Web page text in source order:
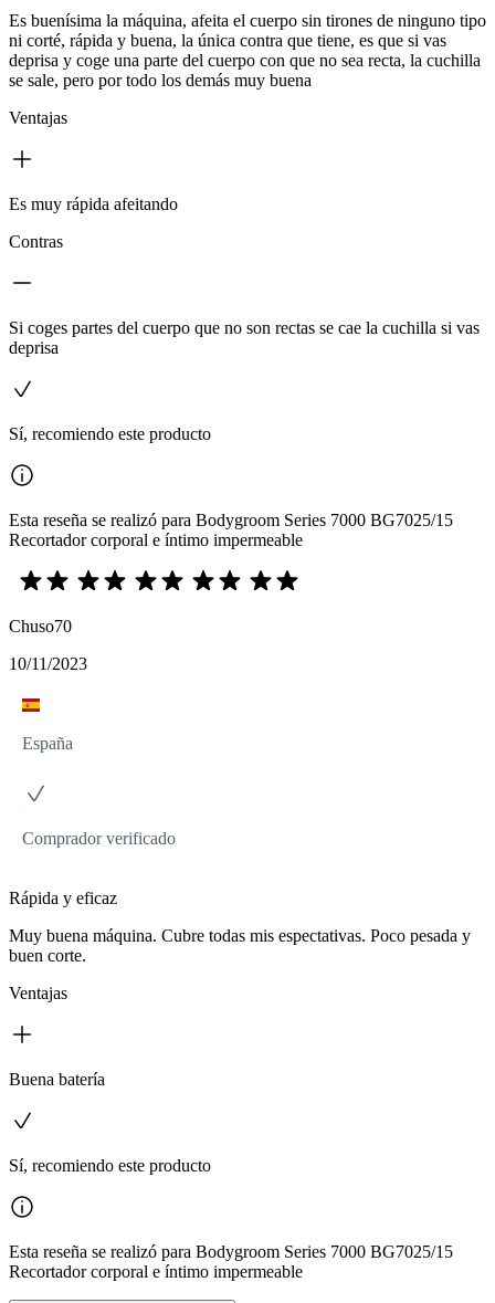
Es buenísima la máquina, afeita el cuerpo sin tirones de ninguno tipo
ni corté, rápida y buena, la única contra que tiene, es que si vas
deprisa y coge una parte del cuerpo con que no sea recta, la cuchilla
se sale, pero por todo los demás muy buena
Ventajas
Es muy rápida afeitando
Contras
Si coges partes del cuerpo que no son rectas se cae la cuchilla si vas
deprisa
Sí, recomiendo este producto
Esta reseña se realizó para Bodygroom Series 7000 BG7025/15
Recortador corporal e íntimo impermeable
Chuso70
10/11/2023
España
Comprador verificado
Rápida y eficaz
Muy buena máquina. Cubre todas mis espectativas. Poco pesada y
buen corte.
Ventajas
Buena batería
Sí, recomiendo este producto
Esta reseña se realizó para Bodygroom Series 7000 BG7025/15
Recortador corporal e íntimo impermeable